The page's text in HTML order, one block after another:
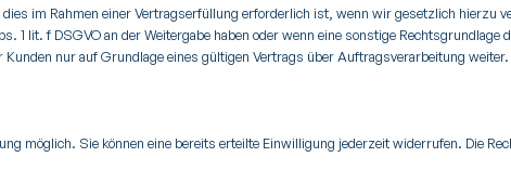
im Rahmen einer Vertragserfüllung erforderlich ist, wenn wir gesetzlich hierzu
1 lit. f DSGVO an der Weitergabe haben oder wenn eine sonstige Rechtsgrundlage
nur auf Grundlage eines gültigen Vertrags über Auftragsverarbeitung
möglich. Sie können eine bereits erteilte Einwilligung jederzeit widerrufen. Die